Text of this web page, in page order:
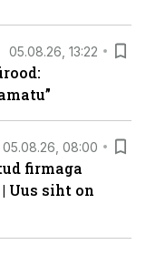
05.08.26, 13:22
05.08.26, 08:00
firmaga
Uus siht on